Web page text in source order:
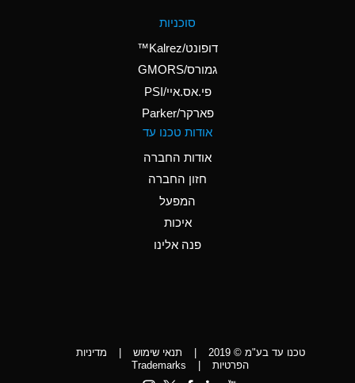
Ammonium Persulfate
Ammonium Phosphate
A
Ammonium Sulfate
*
Amyl Acetate (Banana
Aniline
D
סוכניות
דופונט/Kalrez™
גמורס/GMORS
פי.אס.איי/PSI
פארקר/Parker
אודות טכנו עד
אודות החברה
חזון החברה
המפעל
איכות
פנה אלינו
טכנו עד בע"מ © 2019 | תנאי שימוש |
מדיניות
הפרטיות
|
Trademarks